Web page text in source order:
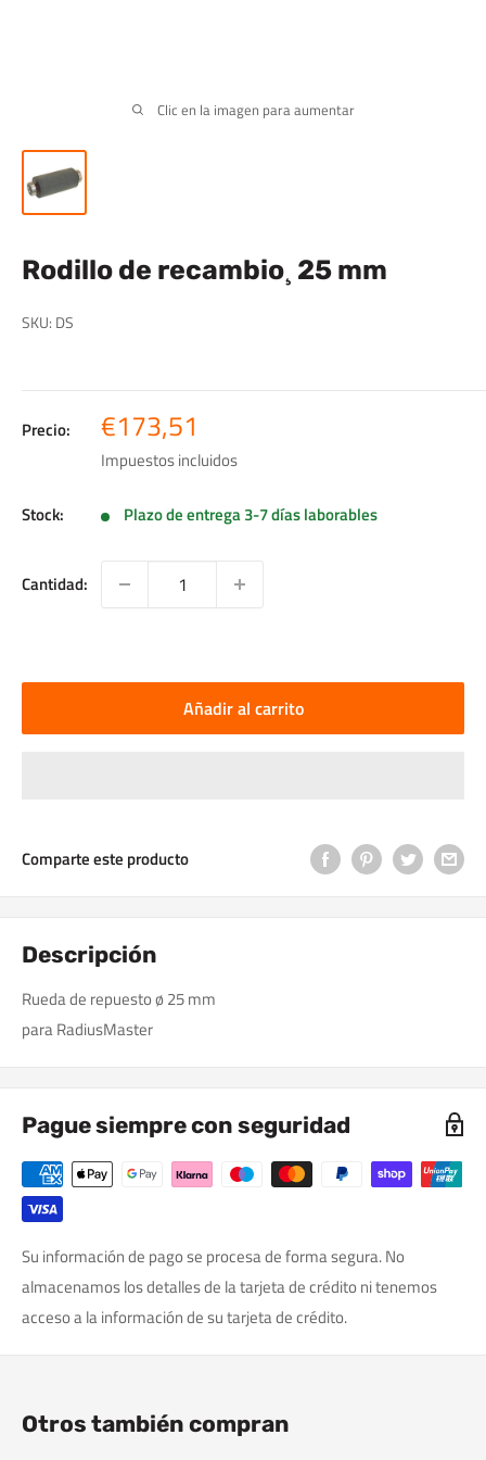
Clic en la imagen para aumentar
Rodillo de recambio¸ 25 mm
SKU: DS
Precio: Precio
de
venta
€173,51
Impuestos incluidos
Stock: Plazo de entrega 3-7 días laborables
Cantidad:
Añadir al carrito
Comparte este producto
Descripción
Rueda de repuesto ø 25 mm
para RadiusMaster
Pague siempre con seguridad
Su información de pago se procesa de forma segura. No
almacenamos los detalles de la tarjeta de crédito ni tenemos
acceso a la información de su tarjeta de crédito.
Otros también compran